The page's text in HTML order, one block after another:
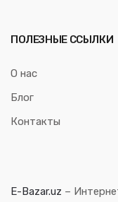
ПОЛЕЗНЫЕ ССЫЛКИ
О нас
Блог
Контакты
E-Bazar.uz –